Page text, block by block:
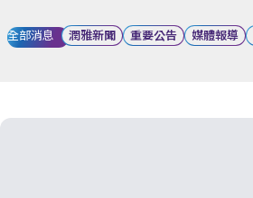
全部消息 潤雅新聞 重要公告 媒體報導